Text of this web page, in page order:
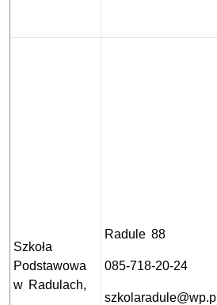
Szkoła
Podstawowa
w Radulach,
Radule 88
085-718-20-24
szkolaradule@wp.pl